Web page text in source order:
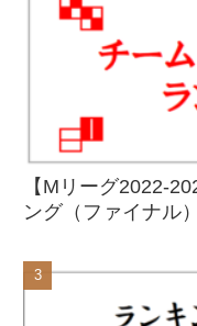
【Mリーグ2022-
ング（ファイナル）